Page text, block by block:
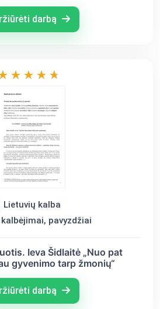
darbą
Lietuvių kalba
pavyzdžiai
Ieva Šidlaitė „Nuo pat
gyvenimo tarp žmonių“
darbą